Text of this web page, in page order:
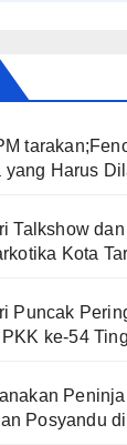
yang Harus
Talkshow
Kota
Puncak
ke-54
Posyandu